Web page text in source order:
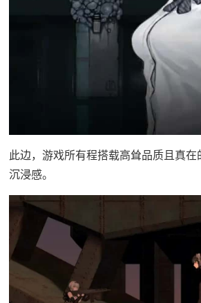
此边，游戏所有程搭载高耸品质且真
沉浸感。